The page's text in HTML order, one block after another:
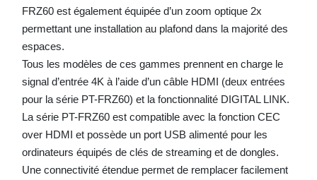
FRZ60 est également équipée d’un zoom optique 2x
permettant une installation au plafond dans la majorité des
espaces.
Tous les modèles de ces gammes prennent en charge le
signal d’entrée 4K à l’aide d’un câble HDMI (deux entrées
pour la série PT-FRZ60) et la fonctionnalité DIGITAL LINK.
La série PT-FRZ60 est compatible avec la fonction CEC
over HDMI et possède un port USB alimenté pour les
ordinateurs équipés de clés de streaming et de dongles.
Une connectivité étendue permet de remplacer facilement